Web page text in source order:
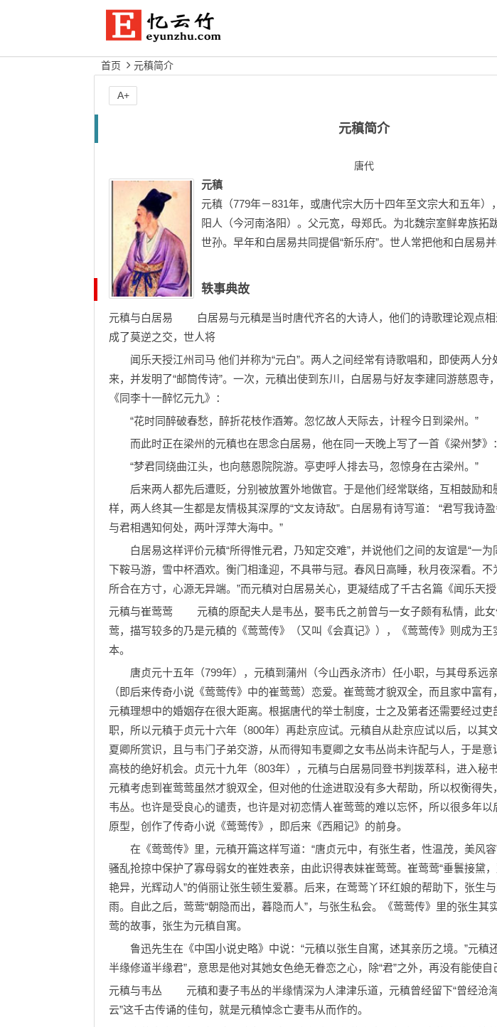
首页 元稹简介
元稹简介
唐代
元稹
元稹（779年－831年，或唐代宗大历十四年至文宗大和五年）
阳人（今河南洛阳）。父元宽，母郑氏。为北魏宗室鲜卑族拓
世孙。早年和白居易共同提倡“新乐府”。世人常把他和白居易并
轶事典故
元稹与白居易 白居易与元稹是当时唐代齐名的大诗人，他们的诗歌理论观点相
成了莫逆之交，世人将
闻乐天授江州司马 他们并称为“元白”。两人之间经常有诗歌唱和，即使两人分
来，并发明了“邮筒传诗”。一次，元稹出使到东川，白居易与好友李建同游慈恩寺
《同李十一醉忆元九》：
“花时同醉破春愁，醉折花枝作酒筹。忽忆故人天际去，计程今日到梁州。”
而此时正在梁州的元稹也在思念白居易，他在同一天晚上写了一首《梁州梦》：
“梦君同绕曲江头，也向慈恩院院游。亭吏呼人排去马，忽惊身在古梁州。”
后来两人都先后遭贬，分别被放置外地做官。于是他们经常联络，互相鼓励和
样，两人终其一生都是友情极其深厚的“文友诗敌”。白居易有诗写道： “君写我诗
与君相遇知何处，两叶浮萍大海中。”
白居易这样评价元稹“所得惟元君，乃知定交难”，并说他们之间的友谊是“一为
下鞍马游，雪中杯酒欢。衡门相逢迎，不具带与冠。春风日高睡，秋月夜深看。不
所合在方寸，心源无异端。”而元稹对白居易关心，更凝结成了千古名篇《闻乐天授
元稹与崔莺莺 元稹的原配夫人是韦丛，娶韦氏之前曾与一女子颇有私情，此女
莺，描写较多的乃是元稹的《莺莺传》（又叫《会真记》），《莺莺传》则成为
本。
唐贞元十五年（799年），元稹到蒲州（今山西永济市）任小职，与其母系远亲
（即后来传奇小说《莺莺传》中的崔莺莺）恋爱。崔莺莺才貌双全，而且家中富
元稹理想中的婚姻存在很大距离。根据唐代的举士制度，士之及第者还需要经过吏
职，所以元稹于贞元十六年（800年）再赴京应试。元稹自从赴京应试以后，以其
夏卿所赏识，且与韦门子弟交游，从而得知韦夏卿之女韦丛尚未许配与人，于是
高枝的绝好机会。贞元十九年（803年），元稹与白居易同登书判拨萃科，进入秘
元稹考虑到崔莺莺虽然才貌双全，但对他的仕途进取没有多大帮助，所以权衡得失
韦丛。也许是受良心的谴责，也许是对初恋情人崔莺莺的难以忘怀，所以很多年以
原型，创作了传奇小说《莺莺传》，即后来《西厢记》的前身。
在《莺莺传》里，元稹开篇这样写道：“唐贞元中，有张生者，性温茂，美风容
骚乱抢掠中保护了寡母弱女的崔姓表亲，由此识得表妹崔莺莺。崔莺莺“垂鬟接黛
艳异，光辉动人”的俏丽让张生顿生爱慕。后来，在莺莺丫环红娘的帮助下，张生
雨。自此之后，莺莺“朝隐而出，暮隐而人”，与张生私会。《莺莺传》里的张生其
莺的故事，张生为元稹自寓。
鲁迅先生在《中国小说史略》中说：“元稹以张生自寓，述其亲历之境。”元稹还
半缘修道半缘君”，意思是他对其她女色绝无眷恋之心，除“君”之外，再没有能使自
元稹与韦丛 元稹和妻子韦丛的半缘情深为人津津乐道，元稹曾经留下“曾经沧
云”这千古传诵的佳句，就是元稹悼念亡妻韦从而作的。
A+